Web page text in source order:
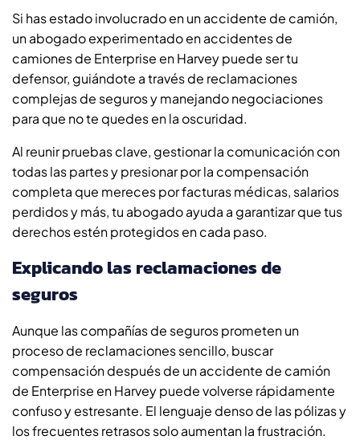
Si has estado involucrado en un accidente de camión,
un abogado experimentado en accidentes de
camiones de Enterprise en Harvey puede ser tu
defensor, guiándote a través de reclamaciones
complejas de seguros y manejando negociaciones
para que no te quedes en la oscuridad.
Al reunir pruebas clave, gestionar la comunicación con
todas las partes y presionar por la compensación
completa que mereces por facturas médicas, salarios
perdidos y más, tu abogado ayuda a garantizar que tus
derechos estén protegidos en cada paso.
Explicando las reclamaciones de
seguros
Aunque las compañías de seguros prometen un
proceso de reclamaciones sencillo, buscar
compensación después de un accidente de camión
de Enterprise en Harvey puede volverse rápidamente
confuso y estresante. El lenguaje denso de las pólizas y
los frecuentes retrasos solo aumentan la frustración.